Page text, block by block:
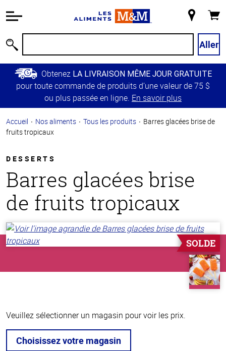
relative à
Passer
contenu
principal
Retour à
principale
magasin
Aller
Obtenez LA LIVRAISON MÊME JOUR GRATUITE
pour toute commande de produits d’une valeur de 75 $
ou plus passée en ligne. En savoir plus
Accueil Nos aliments Tous les produits
Barres glacées brise de
fruits tropicaux
DESSERTS
Barres glacées brise
de fruits tropicaux
SOLDE
Veuillez sélectionner un magasin pour voir les prix.
Choisissez votre magasin